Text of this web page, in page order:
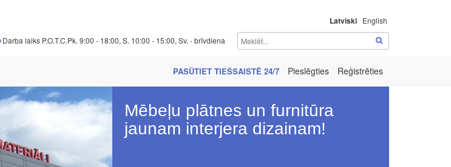
Latviski English
Darba laiks P.O.T.C.Pk. 9:00 - 18:00, S. 10:00 - 15:00, Sv. - brīvdiena
PASŪTIET TIEŠSAISTĒ 24/7 Pieslēgties Reģistrēties
Mēbeļu plātnes un furnitūra
jaunam interjera dizainam!